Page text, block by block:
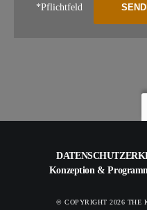
*Pflichtfeld
Konzeption &
© COPYRIGHT 2026 THE